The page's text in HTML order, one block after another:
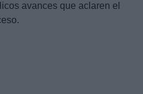
avances que aclaren el